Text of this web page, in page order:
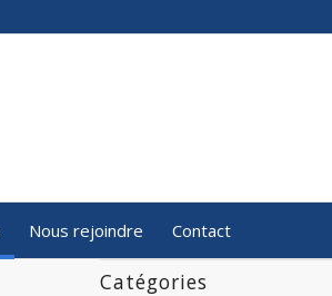
Nous rejoindre Contact
Catégories